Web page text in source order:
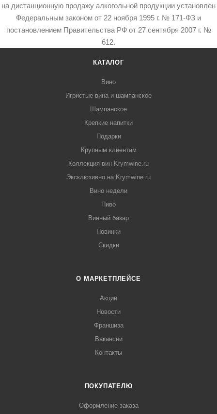
на дистанционную продажу алкогольной продукции установлен
Федеральным законом от 22 ноября 1995 г. № 171-ФЗ и
постановлением Правительства РФ от 27 сентября 2007 г. №
612.
КАТАЛОГ
Вино
Игристые вина и шампанское
Шампанское
Крепкие напитки
Подарки
Крупным клиентам
Коллекция вин Krymwine.ru
Эксклюзивно на Krymwine.ru
Вино недели
Пиво
Винный базар
Новинки
Скидки
О МАРКЕТПЛЕЙСЕ
Акции
Новости
Франшиза
Вакансии
Контакты
ПОКУПАТЕЛЮ
Оформление заказа